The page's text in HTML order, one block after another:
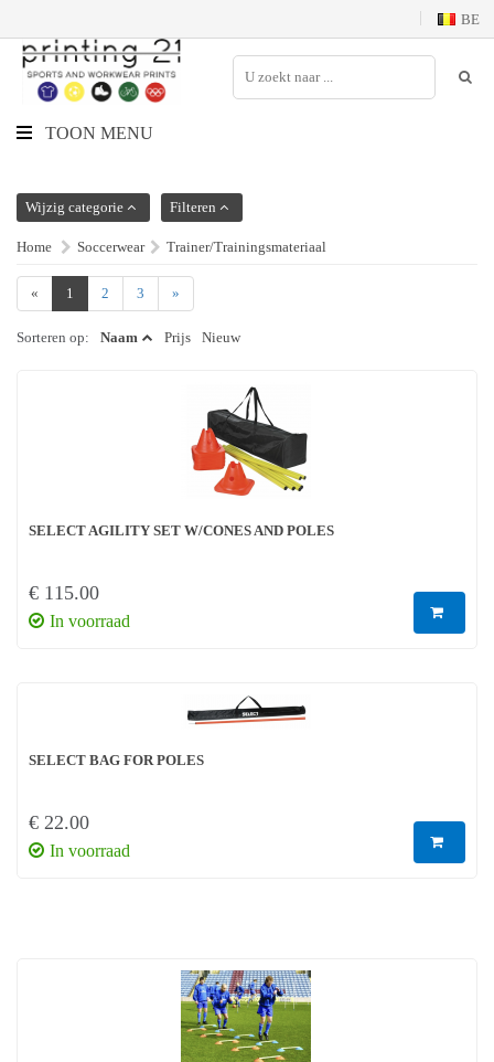
BE
TOON MENU
Wijzig categorie Filteren
Home Soccerwear Trainer/Trainingsmateriaal
« 1 2 3 »
Sorteren op: Naam Prijs Nieuw
SELECT AGILITY SET W/CONES AND POLES
€ 115.00
In voorraad
SELECT BAG FOR POLES
€ 22.00
In voorraad